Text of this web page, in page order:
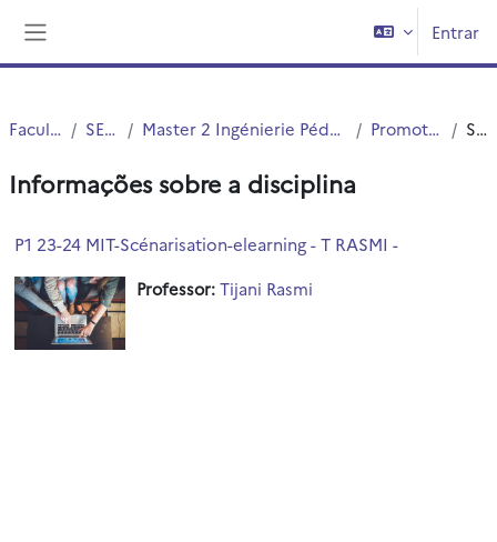
Entrar
Faculté PsySEF SEF Master Master 2 Ingénierie Pédagogique Multimodale - présentiel Promotion 2023-2024 Sumário
Informações sobre a disciplina
P1 23-24 MIT-Scénarisation-elearning - T RASMI -
Professor:Tijani Rasmi